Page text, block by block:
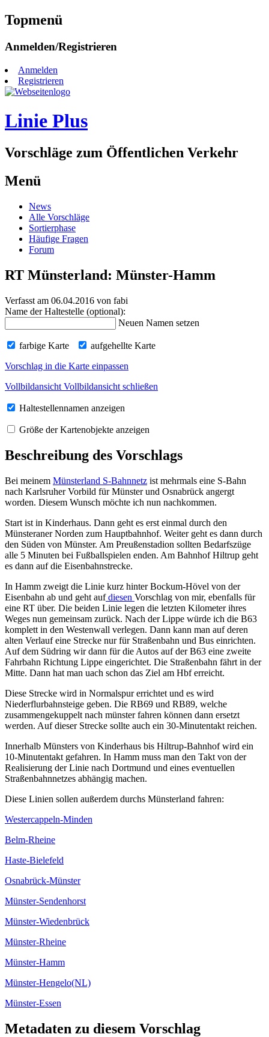
Topmenü
Zum
springen
Anmelden/Registrieren
Anmelden
Registrieren
Linie Plus
Vorschläge zum Öffentlichen Verkehr
Menü
Zum
Inhalt
springen
News
Alle Vorschläge
Sortierphase
Häufige Fragen
Forum
RT Münsterland: Münster-Hamm
Verfasst am 06.04.2016 von fabi
Name der Haltestelle (optional):
Neuen Namen setzen
farbige Karte
aufgehellte Karte
Vorschlag in die Karte einpassen
Vollbildansicht Vollbildansicht schließen
Haltestellennamen anzeigen
Größe der Kartenobjekte anzeigen
Beschreibung des Vorschlags
Bei meinem Münsterland S-Bahnnetz ist mehrmals eine S-Bahn
nach Karlsruher Vorbild für Münster und Osnabrück angergt
worden. Diesem Wunsch möchte ich nun nachkommen.
Start ist in Kinderhaus. Dann geht es erst einmal durch den
Münsteraner Norden zum Hauptbahnhof. Weiter geht es dann durch
den Süden von Münster. Am Preußenstadion sollten Bedarfszüge
alle 5 Minuten bei Fußballspielen enden. Am Bahnhof Hiltrup geht
es dann auf die Eisenbahnstrecke.
In Hamm zweigt die Linie kurz hinter Bockum-Hövel von der
Eisenbahn ab und geht aufdiesen Vorschlag von mir, ebenfalls für
eine RT über. Die beiden Linie legen die letzten Kilometer ihres
Weges nun gemeinsam zurück. Nach der Lippe würde ich die B63
komplett in den Westenwall verlegen. Dann kann man auf deren
alten Verlauf eine Strecke nur für Straßenbahn und Bus einrichten.
Auf dem Südring wir dann für die Autos auf der B63 eine zweite
Fahrbahn Richtung Lippe eingerichtet. Die Straßenbahn fährt in der
Mitte. Dann hat man uach schon das Ziel am Hbf erreicht.
Diese Strecke wird in Normalspur errichtet und es wird
Niederflurbahnsteige geben. Die RB69 und RB89, welche
zusammengekuppelt nach münster fahren können dann ersetzt
werden. Auf dieser Strecke sollte auch ein 30-Minutentakt reichen.
Innerhalb Münsters von Kinderhaus bis Hiltrup-Bahnhof wird ein
10-Minutentakt gefahren. In Hamm muss man den Takt von der
Realisierung der Linie nach Dortmund und eines eventuellen
Straßenbahnnetzes abhängig machen.
Diese Linien sollen außerdem durchs Münsterland fahren:
Westercappeln-Minden
Belm-Rheine
Haste-Bielefeld
Osnabrück-Münster
Münster-Sendenhorst
Münster-Wiedenbrück
Münster-Rheine
Münster-Hamm
Münster-Hengelo(NL)
Münster-Essen
Metadaten zu diesem Vorschlag